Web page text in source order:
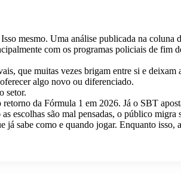
mesmo. Uma análise publicada na
com os programas policiais de fim
que muitas vezes brigam entre si e
algo novo ou diferenciado.
setor.
da Fórmula 1 em 2026. Já o SBT
são mal pensadas, o público migra
sabe como e quando jogar. Enquanto isso,